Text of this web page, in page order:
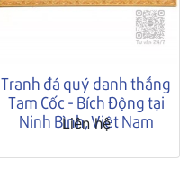
Tranh đá quý danh thắng
Tam Cốc - Bích Động tại
Ninh Bình, Việt Nam
Liên hệ